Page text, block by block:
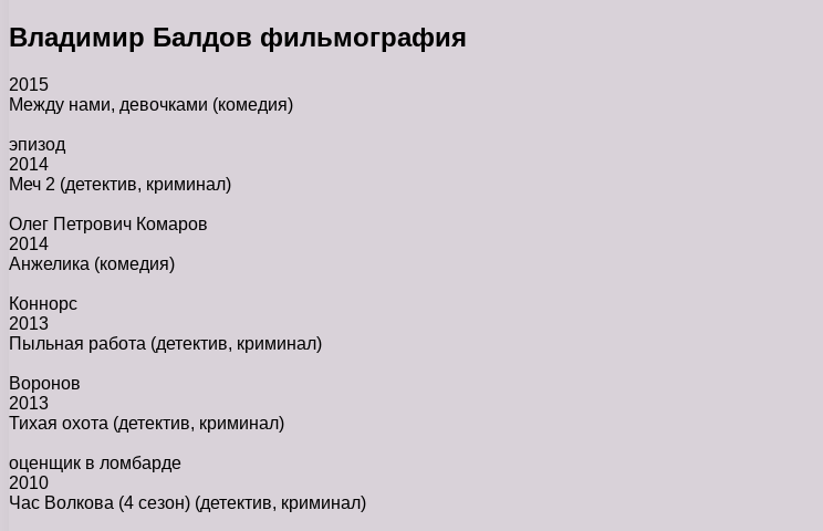
Владимир Балдов фильмография
2015
Между нами, девочками (комедия)
эпизод
2014
Меч 2 (детектив, криминал)
Олег Петрович Комаров
2014
Анжелика (комедия)
Коннорс
2013
Пыльная работа (детектив, криминал)
Воронов
2013
Тихая охота (детектив, криминал)
оценщик в ломбарде
2010
Час Волкова (4 сезон) (детектив, криминал)